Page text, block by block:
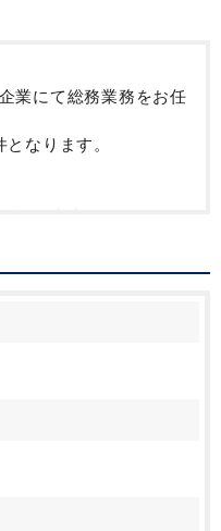
業にて総務業務をお任
なります。
なります。
だきます。おしゃれな